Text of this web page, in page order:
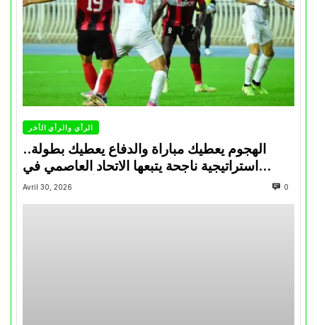
الرأي والرأي الأخر
الهجوم يعطيك مباراة والدفاع يعطيك بطولة..
استراتيجية ناجحة يتبعها الاتحاد العاصمي في
تتويجاته آخر السنوات
Avril 30, 2026 0